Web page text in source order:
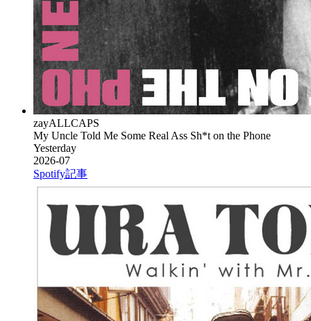
zayALLCAPS
My Uncle Told Me Some Real Ass Sh*t on the Phone
Yesterday
2026-07
Spotify記事